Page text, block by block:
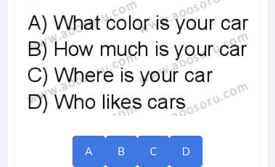
A B C D